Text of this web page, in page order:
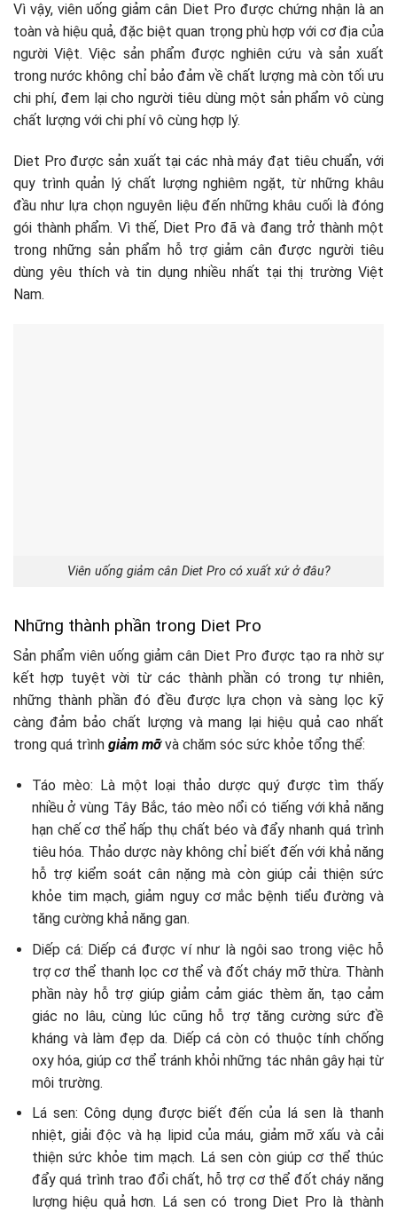
Vì vậy, viên uống giảm cân Diet Pro được chứng nhận là an
toàn và hiệu quả, đặc biệt quan trọng phù hợp với cơ địa của
người Việt. Việc sản phẩm được nghiên cứu và sản xuất
trong nước không chỉ bảo đảm về chất lượng mà còn tối ưu
chi phí, đem lại cho người tiêu dùng một sản phẩm vô cùng
chất lượng với chi phí vô cùng hợp lý.
Diet Pro được sản xuất tại các nhà máy đạt tiêu chuẩn, với
quy trình quản lý chất lượng nghiêm ngặt, từ những khâu
đầu như lựa chọn nguyên liệu đến những khâu cuối là đóng
gói thành phẩm. Vì thế, Diet Pro đã và đang trở thành một
trong những sản phẩm hỗ trợ giảm cân được người tiêu
dùng yêu thích và tin dụng nhiều nhất tại thị trường Việt
Nam.
Viên uống giảm cân Diet Pro có xuất xứ ở đâu?
Những thành phần trong Diet Pro
Sản phẩm viên uống giảm cân Diet Pro được tạo ra nhờ sự
kết hợp tuyệt vời từ các thành phần có trong tự nhiên,
những thành phần đó đều được lựa chọn và sàng lọc kỹ
càng đảm bảo chất lượng và mang lại hiệu quả cao nhất
trong quá trình giảm mỡvà chăm sóc sức khỏe tổng thể:
Táo mèo: Là một loại thảo dược quý được tìm thấy
nhiều ở vùng Tây Bắc, táo mèo nổi có tiếng với khả năng
hạn chế cơ thể hấp thụ chất béo và đẩy nhanh quá trình
tiêu hóa. Thảo dược này không chỉ biết đến với khả năng
hỗ trợ kiểm soát cân nặng mà còn giúp cải thiện sức
khỏe tim mạch, giảm nguy cơ mắc bệnh tiểu đường và
tăng cường khả năng gan.
Diếp cá: Diếp cá được ví như là ngôi sao trong việc hỗ
trợ cơ thể thanh lọc cơ thể và đốt cháy mỡ thừa. Thành
phần này hỗ trợ giúp giảm cảm giác thèm ăn, tạo cảm
giác no lâu, cùng lúc cũng hỗ trợ tăng cường sức đề
kháng và làm đẹp da. Diếp cá còn có thuộc tính chống
oxy hóa, giúp cơ thể tránh khỏi những tác nhân gây hại từ
môi trường.
Lá sen: Công dụng được biết đến của lá sen là thanh
nhiệt, giải độc và hạ lipid của máu, giảm mỡ xấu và cải
thiện sức khỏe tim mạch. Lá sen còn giúp cơ thể thúc
đẩy quá trình trao đổi chất, hỗ trợ cơ thể đốt cháy năng
lượng hiệu quả hơn. Lá sen có trong Diet Pro là thành